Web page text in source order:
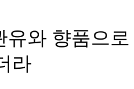
유와 향품으
라